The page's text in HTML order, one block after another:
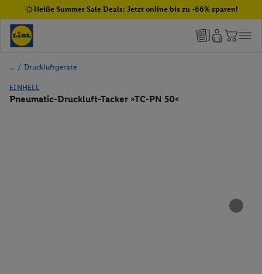
Heiße Summer Sale Deals: Jetzt online bis zu -66% sparen!
/ Druckluftgeräte
EINHELL
Pneumatic-Druckluft-Tacker »TC-PN 50«